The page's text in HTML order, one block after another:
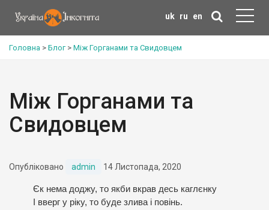
uk ru en
Головна > Блог> Між Горганами та Свидовцем
Між Горганами та
Свидовцем
Опубліковано admin 14 Листопада, 2020
Єк нема доджу, то якби вкрав десь каглєнку
І вверг у ріку, то буде злива і повінь.